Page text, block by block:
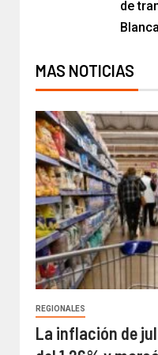
de
MAS NOTICIAS
REGIONALES
La inflación de